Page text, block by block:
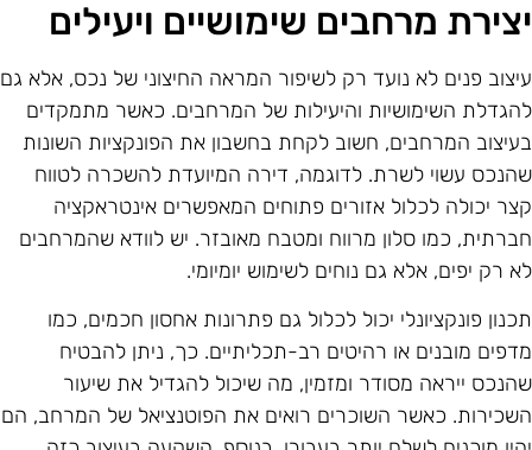
מרחבים שימושיים ויעילים
פנים לא נועד רק לשיפור המראה החיצוני של נכס, אלא גם
השימושיות והיעילות של המרחבים. כאשר מתמקדים
המרחבים, חשוב לקחת בחשבון את הפונקציות השונות
עשוי לשרת. לדוגמה, דירה המיועדת להשכרה לטווח
יכולה לכלול אזורים פתוחים המאפשרים אינטראקציה
כמו סלון מרווח ומטבח מאובזר. יש לוודא שהמרחבים
רק יפים, אלא גם נוחים לשימוש יומיומי.
פונקציונלי יכול לכלול גם פתרונות אחסון חכמים, כמו
מובנים או רהיטים רב-תכליתיים. כך, ניתן להבטיח
ייראה מסודר ומזמין, מה שיכול להגדיל את שיעור
כאשר השוכרים רואים את הפוטנציאל של המרחב, הם